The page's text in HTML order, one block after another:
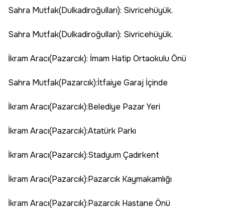
Sahra Mutfak(Dulkadiroğulları): Sivricehüyük.
Sahra Mutfak(Dulkadiroğulları): Sivricehüyük.
İkram Aracı(Pazarcık): İmam Hatip Ortaokulu Önü
Sahra Mutfak(Pazarcık):İtfaiye Garaj İçinde
İkram Aracı(Pazarcık):Belediye Pazar Yeri
İkram Aracı(Pazarcık):Atatürk Parkı
İkram Aracı(Pazarcık):Stadyum Çadırkent
İkram Aracı(Pazarcık):Pazarcık Kaymakamlığı
İkram Aracı(Pazarcık):Pazarcık Hastane Önü